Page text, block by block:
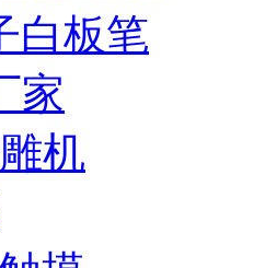
白板笔
家
机